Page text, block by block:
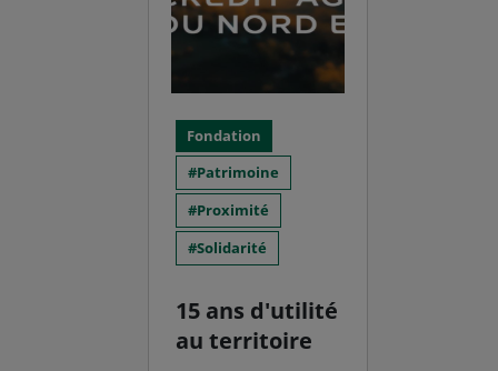
Fondation
Patrimoine
Proximité
Solidarité
15 ans d'utilité
au territoire